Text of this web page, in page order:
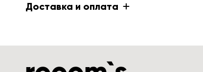
Доставка и оплата